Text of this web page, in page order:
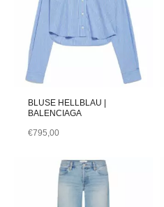
BLUSE HELLBLAU |
BALENCIAGA
€795,00